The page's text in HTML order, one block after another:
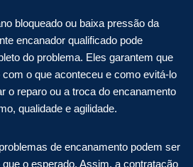
bloqueado ou baixa pressão da
encanador qualificado pode
do problema. Eles garantem que
o que aconteceu e como evitá-lo
o reparo ou a troca do encanamento
qualidade e agilidade.
de encanamento podem ser
o esperado. Assim, a contratação